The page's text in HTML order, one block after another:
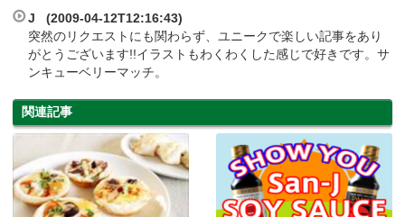
J (2009-04-12T12:16:43)
突然のリクエストにも関わらず、ユニークで楽しい記事をあり
がとうございます!!イラストもわくわくした感じで好きです。サ
ンキューベリーマッチ。
関連記事